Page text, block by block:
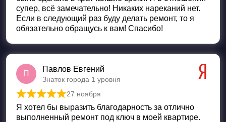
супер, всё замечательно! Никаких нареканий нет.
Если в следующий раз буду делать ремонт, то я
обязательно обращусь к вам! Спасибо!
П
Павлов Евгений
Знаток города 1 уровня
Оценка5 из 5
27 ноября
Я хотел бы выразить благодарность за отлично
выполненный ремонт под ключ в моей квартире.